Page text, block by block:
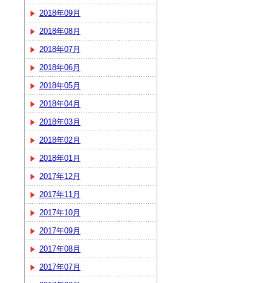
2018年09月
2018年08月
2018年07月
2018年06月
2018年05月
2018年04月
2018年03月
2018年02月
2018年01月
2017年12月
2017年11月
2017年10月
2017年09月
2017年08月
2017年07月